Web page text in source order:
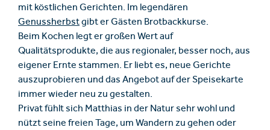
mit köstlichen Gerichten. Im legendären
Genussherbstgibt er Gästen Brotbackkurse.
Beim Kochen legt er großen Wert auf
Qualitätsprodukte, die aus regionaler, besser noch, aus
eigener Ernte stammen. Er liebt es, neue Gerichte
auszuprobieren und das Angebot auf der Speisekarte
immer wieder neu zu gestalten.
Privat fühlt sich Matthias in der Natur sehr wohl und
nützt seine freien Tage, um Wandern zu gehen oder